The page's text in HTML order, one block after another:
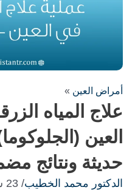
أمراض العين »
علاج المياه
العين
حديثة ونتائج
الدكتور محمد الخطيب/ 23 سبتمبر، 2025